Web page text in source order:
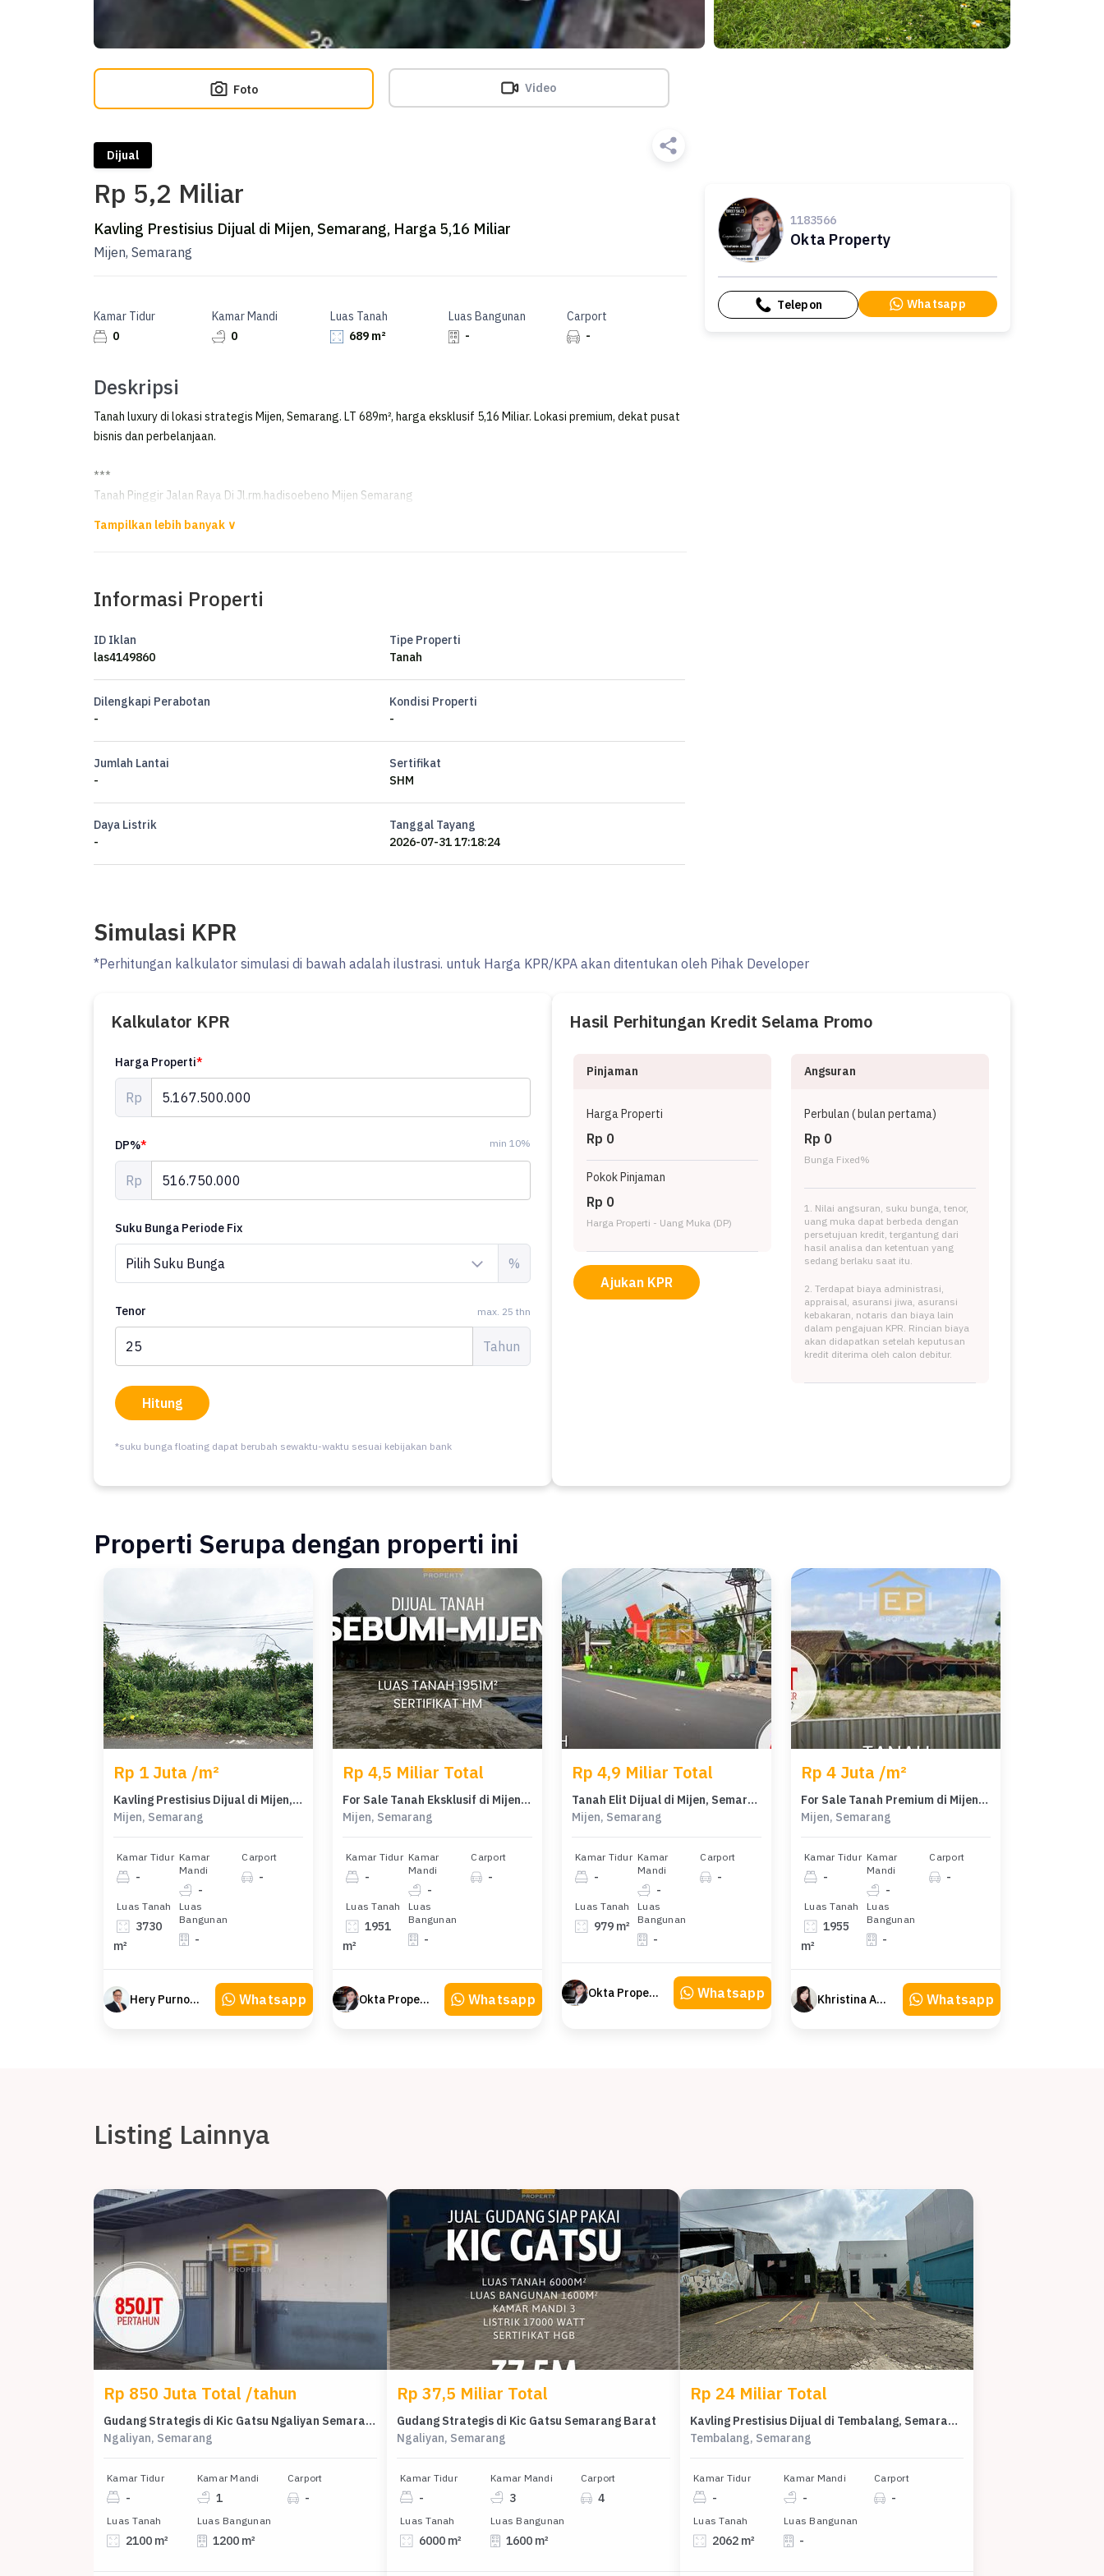
Foto Video
Dijual
Rp 5,2 Miliar
Kavling Prestisius Dijual di Mijen, Semarang, Harga 5,16 Miliar
Mijen, Semarang
Kamar Tidur
0
Kamar Mandi
0
Luas Tanah
689 m²
Luas Bangunan
-
Carport
-
Deskripsi
Tanah luxury di lokasi strategis Mijen, Semarang. LT 689m², harga eksklusif 5,16 Miliar. Lokasi premium, dekat pusat
bisnis dan perbelanjaan.
***
Tanah Pinggir Jalan Raya Di Jl.rm.hadisoebeno Mijen Semarang
Tanah STRATEGIS di JL.RM.Hadisoebeno Tambangan Mijen Semarang
Lebar 31.5 m
SHM
Informasi Properti
ID Iklan
las4149860
Tipe Properti
Tanah
Dilengkapi Perabotan
-
Kondisi Properti
-
Jumlah Lantai
-
Sertifikat
SHM
Daya Listrik
-
Tanggal Tayang
2026-07-31 17:18:24
1183566
Okta Property
Telepon Whatsapp
Simulasi KPR
*Perhitungan kalkulator simulasi di bawah adalah ilustrasi. untuk Harga KPR/KPA akan ditentukan oleh Pihak Developer
Kalkulator KPR
Harga Properti*
Rp
DP%* min 10%
Rp
Suku Bunga Periode Fix
%
Tenor max. 25 thn
Tahun
Hitung
*suku bunga floating dapat berubah sewaktu-waktu sesuai kebijakan bank
Hasil Perhitungan Kredit Selama Promo
Pinjaman
Harga Properti
Rp 0
Pokok Pinjaman
Rp 0
Harga Properti - Uang Muka (DP)
Ajukan KPR
Angsuran
Perbulan (bulan pertama)
Rp 0
Bunga Fixed%
1. Nilai angsuran, suku bunga, tenor,
uang muka dapat berbeda dengan
persetujuan kredit, tergantung dari
hasil analisa dan ketentuan yang
sedang berlaku saat itu.
2. Terdapat biaya administrasi,
appraisal, asuransi jiwa, asuransi
kebakaran, notaris dan biaya lain
dalam pengajuan KPR. Rincian biaya
akan didapatkan setelah keputusan
kredit diterima oleh calon debitur.
Properti Serupa dengan properti ini
Rp 1 Juta /m²
Kavling Prestisius Dijual di Mijen, Semarang, Harga 3,73 Miliar
Mijen, Semarang
Kamar Tidur
-
Kamar
Mandi
-
Carport
-
Luas Tanah
3730
m²
Luas
Bangunan
-
Hery Purnomo Whatsapp
Rp 4,5 Miliar Total
For Sale Tanah Eksklusif di Mijen, Semarang, LT 1951m²
Mijen, Semarang
Kamar Tidur
-
Kamar
Mandi
-
Carport
-
Luas Tanah
1951
m²
Luas
Bangunan
-
Okta Property Whatsapp
Rp 4,9 Miliar Total
Tanah Elit Dijual di Mijen, Semarang, Harga 4,9 Miliar
Mijen, Semarang
Kamar Tidur
-
Kamar
Mandi
-
Carport
-
Luas Tanah
979 m²
Luas
Bangunan
-
Okta Property Whatsapp
Rp 4 Juta /m²
For Sale Tanah Premium di Mijen, Semarang, LT 1955m²
Mijen, Semarang
Kamar Tidur
-
Kamar
Mandi
-
Carport
-
Luas Tanah
1955
m²
Luas
Bangunan
-
Khristina Atmodjo Whatsapp
Listing Lainnya
Rp 850 Juta Total /tahun
Gudang Strategis di Kic Gatsu Ngaliyan Semarang
Ngaliyan, Semarang
Kamar Tidur
-
Kamar Mandi
1
Carport
-
Luas Tanah
2100 m²
Luas Bangunan
1200 m²
Rp 37,5 Miliar Total
Gudang Strategis di Kic Gatsu Semarang Barat
Ngaliyan, Semarang
Kamar Tidur
-
Kamar Mandi
3
Carport
4
Luas Tanah
6000 m²
Luas Bangunan
1600 m²
Rp 24 Miliar Total
Kavling Prestisius Dijual di Tembalang, Semarang, Harga 24 Miliar
Tembalang, Semarang
Kamar Tidur
-
Kamar Mandi
-
Carport
-
Luas Tanah
2062 m²
Luas Bangunan
-